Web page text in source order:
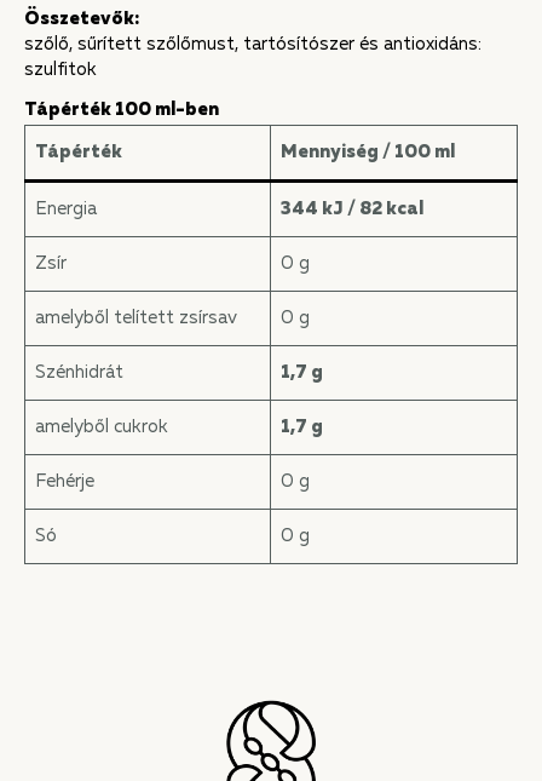
Összetevők:
szőlő, sűrített szőlőmust, tartósítószer és antioxidáns:
szulfitok
Tápérték 100 ml-ben
Tápérték Mennyiség / 100 ml
Energia 344 kJ / 82 kcal
Zsír 0 g
amelyből telített zsírsav 0 g
Szénhidrát 1,7 g
amelyből cukrok 1,7 g
Fehérje 0 g
Só 0 g